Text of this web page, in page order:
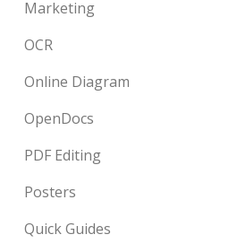
Marketing
OCR
Online Diagram
OpenDocs
PDF Editing
Posters
Quick Guides